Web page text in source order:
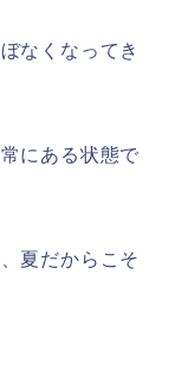
なくなってき
にある状態で
夏だからこそ